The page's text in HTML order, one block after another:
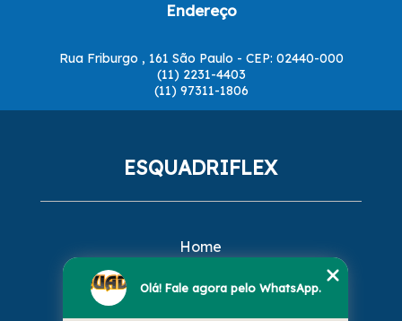
Endereço
Rua Friburgo , 161 São Paulo - CEP: 02440-000
(11) 2231-4403
(11) 97311-1806
ESQUADRIFLEX
Home
Missão
Serviços
Olá! Fale agora pelo WhatsApp.